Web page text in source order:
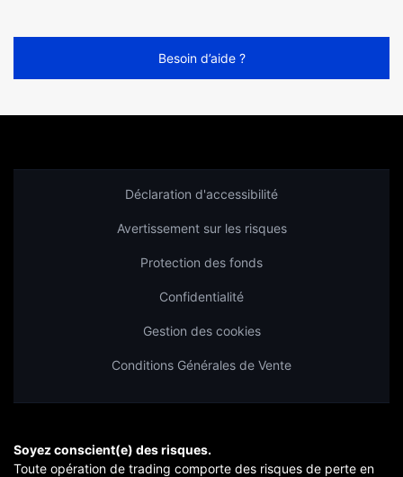
Besoin d’aide ?
Déclaration d'accessibilité
Avertissement sur les risques
Protection des fonds
Confidentialité
Gestion des cookies
Conditions Générales de Vente
Soyez conscient(e) des risques.
Toute opération de trading comporte des risques de perte en